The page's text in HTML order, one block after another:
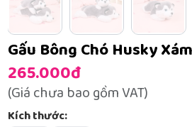
Gấu Bông Chó Husky
265.000đ
(Giá chưa bao gồm VAT)
Kích thước: